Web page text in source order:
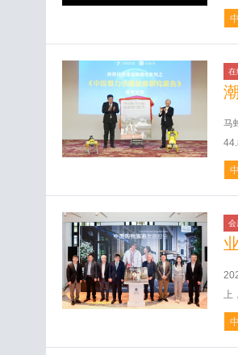
在
马
会
上